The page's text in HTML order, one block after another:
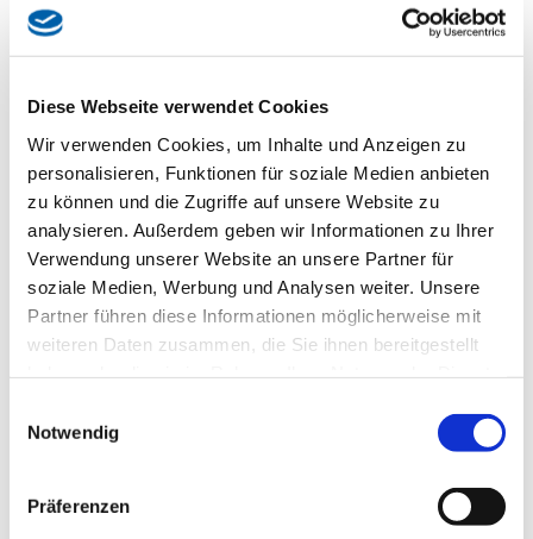
Diese Webseite verwendet Cookies
Wir verwenden Cookies, um Inhalte und Anzeigen zu
personalisieren, Funktionen für soziale Medien anbieten
zu können und die Zugriffe auf unsere Website zu
analysieren. Außerdem geben wir Informationen zu Ihrer
Verwendung unserer Website an unsere Partner für
soziale Medien, Werbung und Analysen weiter. Unsere
Partner führen diese Informationen möglicherweise mit
weiteren Daten zusammen, die Sie ihnen bereitgestellt
Notwendig
Präferenzen
Schlüsselfertig-Bau
Architekturbeton
Bauträger
Bauherrenliste
Downloads
Aktuelles
Downloads
Kontakt
Franz-Nißl-Straße: MÜNCHENSTIFT – Drohnenflug im
November 2023
Franz-Nißl-Straße: